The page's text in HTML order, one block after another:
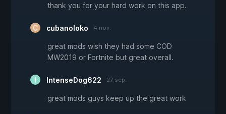
thank you for your hard work on this app.
cubanoloko 4 nov.
great mods wish they had some COD
MW2019 or Fortnite but great overall.
IntenseDog622 27 sep.
great mods guys keep up the great work